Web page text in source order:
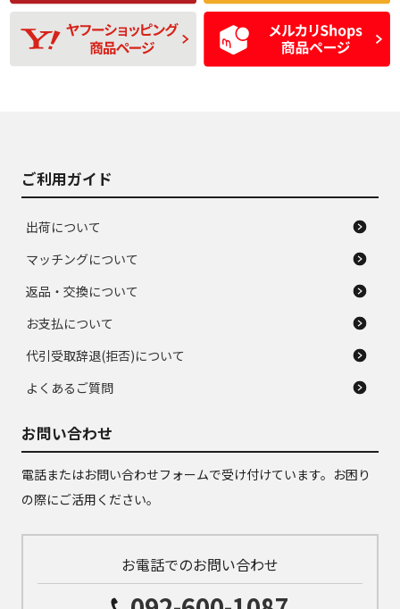
D
使用感や目立つ傷が
あり、一般的な中古
品
D
残り溝も少なく、偏
磨耗がみられ、短期
間使用できるくらい
の中古品
ご利用ガイド
出荷について
マッチングについて
返品・交換について
お支払について
代引受取辞退(拒否)について
よくあるご質問
お問い合わせ
電話またはお問い合わせフォームで受け付けています。お困り
の際にご活用ください。
お電話でのお問い合わせ